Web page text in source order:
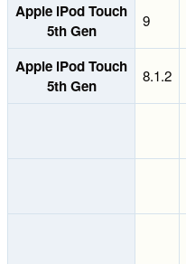
Apple iPod Touch
5th Gen
9
Apple iPod Touch
5th Gen
8.1.2